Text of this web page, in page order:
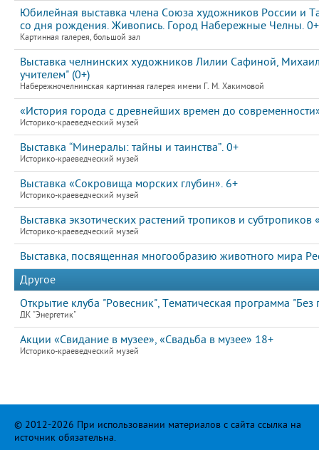
Юбилейная выставка члена Союза художников России и
со дня рождения. Живопись. Город Набережные Челны. 0+
Картинная галерея, большой зал
Выставка челнинских художников Лилии Сафиной,
учителем" (0+)
Набережночелнинская картинная галерея имени Г. М. Хакимовой
«История города с древнейших времен до
Историко-краеведческий музей
Выставка “Минералы: тайны и таинства”. 0+
Историко-краеведческий музей
Выставка «Сокровища морских глубин». 6+
Историко-краеведческий музей
Выставка экзотических растений тропиков и
Историко-краеведческий музей
Выставка, посвященная многообразию животного мира
Другое
Открытие клуба "Ровесник", Тематическая программа "Без
ДК "Энергетик"
Акции «Свидание в музее», «Свадьба в музее» 18+
Историко-краеведческий музей
© 2012-2026 При использовании материалов с сайта ссылка на
источник обязательна.